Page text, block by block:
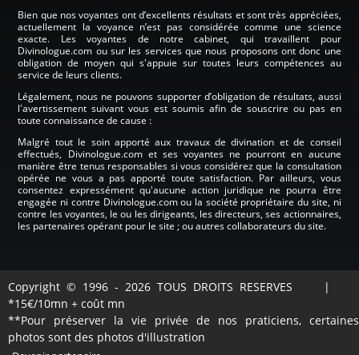
Bien que nos voyantes ont d’excellents résultats et sont très appréciées,
actuellement la voyance n’est pas considérée comme une science
exacte. Les voyantes de notre cabinet, qui travaillent pour
Divinologue.com ou sur les services que nous proposons ont donc une
obligation de moyen qui s'appuie sur toutes leurs compétences au
service de leurs clients.
Légalement, nous ne pouvons supporter d’obligation de résultats, aussi
l'avertissement suivant vous est soumis afin de souscrire ou pas en
toute connaissance de cause :
Malgré tout le soin apporté aux travaux de divination et de conseil
effectués, Divinologue.com et ses voyantes ne pourront en aucune
manière être tenus responsables si vous considérez que la consultation
opérée ne vous a pas apporté toute satisfaction. Par ailleurs, vous
consentez expressément qu'aucune action juridique ne pourra être
engagée ni contre Divinologue.com ou la société propriétaire du site, ni
contre les voyantes, le ou les dirigeants, les directeurs, ses actionnaires,
les partenaires opérant pour le site ; ou autres collaborateurs du site.
Copyright © 1996 - 2026 TOUS DROITS RESERVES |
*15€/10mn + coût mn
**Pour préserver la vie privée de nos praticiens, certaines
photos sont des photos d'illustration